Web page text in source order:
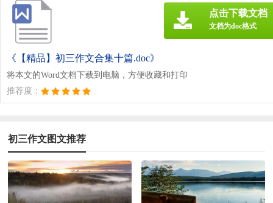
《【精品】初三作文合集十篇.doc》
将本文的Word文档下载到电脑，方便收藏和打印
推荐度：
点击下载文档
文档为doc格式
初三作文图文推荐